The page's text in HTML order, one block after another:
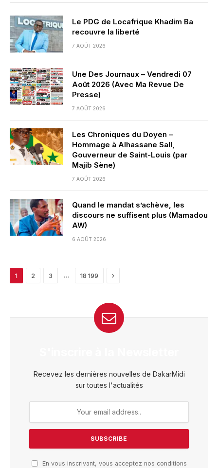
Le PDG de Locafrique Khadim Ba
recouvre la liberté
7 AOÛT 2026
Une Des Journaux – Vendredi 07
Août 2026 (Avec Ma Revue De
Presse)
7 AOÛT 2026
Les Chroniques du Doyen –
Hommage à Alhassane Sall,
Gouverneur de Saint-Louis (par
Majib Sène)
7 AOÛT 2026
Quand le mandat s’achève, les
discours ne suffisent plus (Mamadou
AW)
6 AOÛT 2026
1 2 3 … 18 199 Next
Recevez les dernières nouvelles de DakarMidi
sur toutes l'actualités
En vous inscrivant, vous acceptez nos conditions